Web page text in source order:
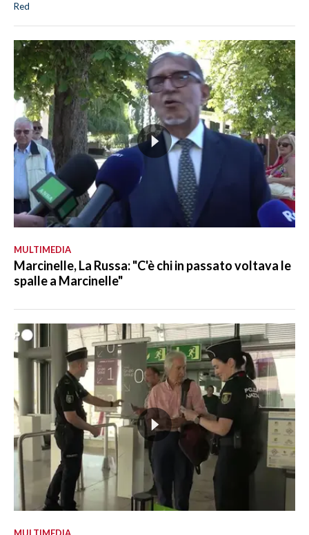
Red
MULTIMEDIA
Marcinelle, La Russa: "C'è chi in passato voltava le
spalle a Marcinelle"